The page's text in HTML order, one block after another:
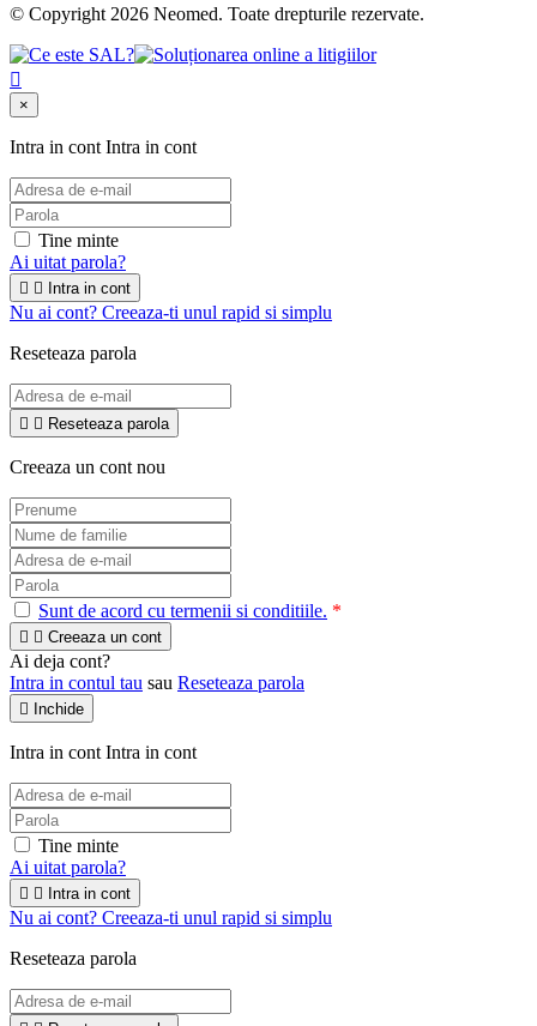
© Copyright 2026 Neomed. Toate drepturile rezervate.

×
Intra in cont Intra in cont
Tine minte
Ai uitat parola?
  Intra in cont
Nu ai cont? Creeaza-ti unul rapid si simplu
Reseteaza parola
  Reseteaza parola
Creeaza un cont nou
Sunt de acord cu termenii si conditiile. *
  Creeaza un cont
Ai deja cont?
Intra in contul tau sau Reseteaza parola
 Inchide
Intra in cont Intra in cont
Tine minte
Ai uitat parola?
  Intra in cont
Nu ai cont? Creeaza-ti unul rapid si simplu
Reseteaza parola